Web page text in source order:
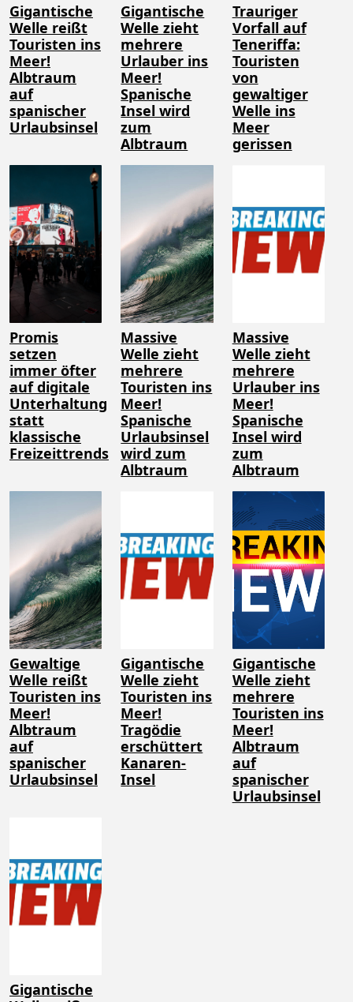
Gigantische
Welle reißt
Touristen ins
Meer!
Albtraum
auf
spanischer
Urlaubsinsel
Gigantische
Welle zieht
mehrere
Urlauber ins
Meer!
Spanische
Insel wird
zum
Albtraum
Trauriger
Vorfall auf
Teneriffa:
Touristen
von
gewaltiger
Welle ins
Meer
gerissen
Promis
setzen
immer öfter
auf digitale
Unterhaltung
statt
klassische
Freizeittrends
Massive
Welle zieht
mehrere
Touristen ins
Meer!
Spanische
Urlaubsinsel
wird zum
Albtraum
Massive
Welle zieht
mehrere
Urlauber ins
Meer!
Spanische
Insel wird
zum
Albtraum
Gewaltige
Welle reißt
Touristen ins
Meer!
Albtraum
auf
spanischer
Urlaubsinsel
Gigantische
Welle zieht
Touristen ins
Meer!
Tragödie
erschüttert
Kanaren-
Insel
Gigantische
Welle zieht
mehrere
Touristen ins
Meer!
Albtraum
auf
spanischer
Urlaubsinsel
Gigantische